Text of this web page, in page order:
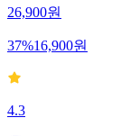
26,900원
37%16,900원
4.3